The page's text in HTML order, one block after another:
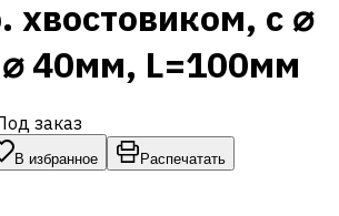
хвостовиком, с ⌀
40мм, L=100мм
заказ
В избранное Распечатать